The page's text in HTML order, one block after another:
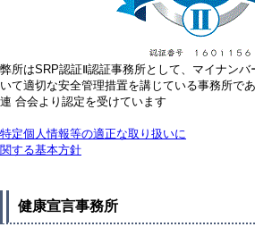
弊所はSRP認証Ⅱ認証事務所として、マイナン
いて適切な安全管理措置を講じている事務所で
連 合会より認定を受けています
特定個人情報等の適正な取り扱いに
関する基本方針
健康宣言事務所